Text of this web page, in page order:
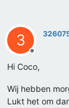
3
Offline
Hi Coco,
Wij hebben
Lukt het om